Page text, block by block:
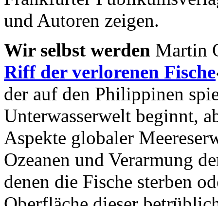
und Autoren zeigen.
Wir selbst werden Martin
Riff der verlorenen Fische
der auf den Philippinen
Unterwasserwelt beginnt,
Aspekte globaler
Ozeanen und Verarmung
denen die Fische sterben